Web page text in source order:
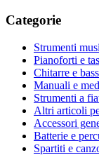
Categorie
Strumenti
Pianoforti e
Chitarre e
Manuali e
Strumenti a
Altri articoli
Accessori
Batterie e
Spartiti e